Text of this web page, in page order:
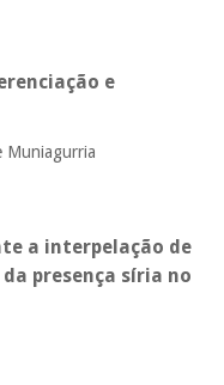
e
Muniagurria
a interpelação de
presença síria no